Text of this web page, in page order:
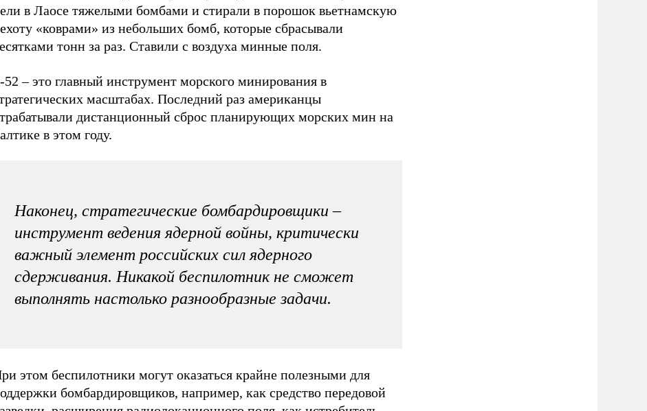
в Лаосе тяжелыми бомбами и стирали в порошок вьетнамскую
«коврами» из небольших бомб, которые сбрасывали
тонн за раз. Ставили с воздуха минные поля.
52 – это главный инструмент морского минирования в
масштабах. Последний раз американцы
дистанционный сброс планирующих морских мин на
в этом году.
Наконец, стратегические бомбардировщики –
инструмент ведения ядерной войны, критически
важный элемент российских сил ядерного
сдерживания. Никакой беспилотник не сможет
выполнять настолько разнообразные задачи.
этом беспилотники могут оказаться крайне полезными для
бомбардировщиков, например, как средство передовой